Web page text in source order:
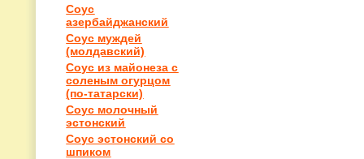
Соус
азербайджанский
Соус муждей
(молдавский)
Соус из майонеза с
соленым огурцом
(по-татарски)
Соус молочный
эстонский
Соус эстонский со
шпиком